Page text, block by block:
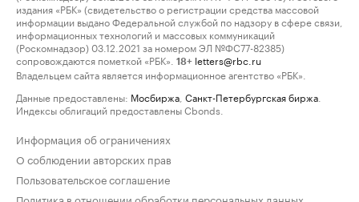
издания «РБК» (свидетельство о регистрации средства массовой
информации выдано Федеральной службой по надзору в сфере связи,
информационных технологий и массовых коммуникаций
(Роскомнадзор) 03.12.2021 за номером ЭЛ №ФС77-82385)
сопровождаются пометкой «РБК».
18+ letters@rbc.ru
Владельцем сайта является информационное агентство «РБК».
Данные предоставлены: Мосбиржа Санкт-Петербургская биржа
Индексы облигаций предоставлены Cbonds.
Информация об ограничениях
О соблюдении авторских прав
Пользовательское соглашение